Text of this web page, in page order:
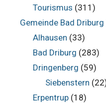
Tourismus (311)
Gemeinde Bad Driburg
Alhausen (33)
Bad Driburg (283)
Dringenberg (59)
Siebenstern
Erpentrup(18)